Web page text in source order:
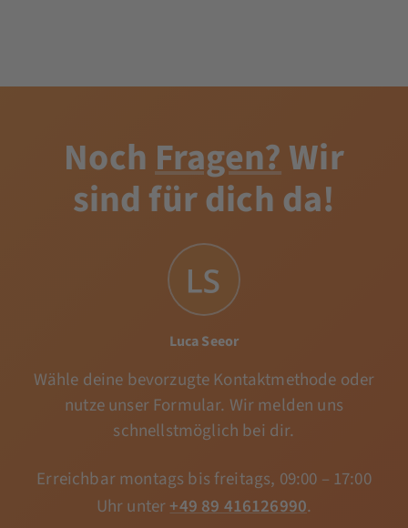
NochFragen?Wir
sind für dich da!
Luca Seeor
Wähle deine bevorzugte Kontaktmethode oder
nutze unser Formular. Wir melden uns
schnellstmöglich bei dir.
Erreichbar montags bis freitags, 09:00 – 17:00
Uhr unter+49 89 416126990.